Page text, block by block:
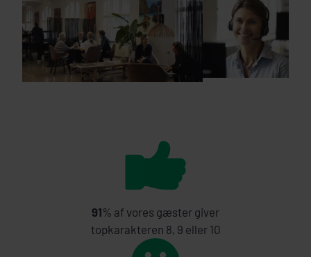
91% af vores gæster giver
topkarakteren 8, 9 eller 10